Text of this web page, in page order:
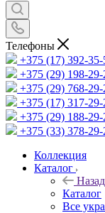
Телефоны
+375 (17) 392-35-
+375 (29) 198-29-
+375 (29) 768-29-
+375 (17) 317-29-
+375 (29) 188-29-
+375 (33) 378-29-
Коллекция
Каталог
Назад
Каталог
Все